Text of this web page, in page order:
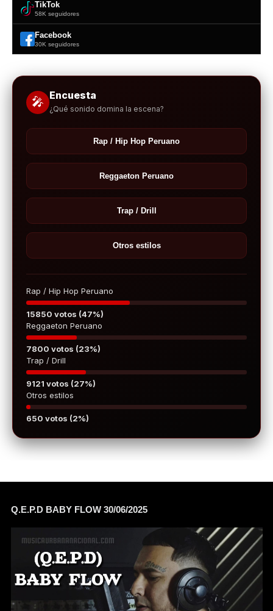
TikTok
58K seguidores
Facebook
30K seguidores
🎤 Encuesta
¿Qué sonido domina la escena?
Rap / Hip Hop Peruano
Reggaeton Peruano
Trap / Drill
Otros estilos
Rap / Hip Hop Peruano
15850 votos (47%)
Reggaeton Peruano
7800 votos (23%)
Trap / Drill
9121 votos (27%)
Otros estilos
650 votos (2%)
Q.E.P.D BABY FLOW 30/06/2025